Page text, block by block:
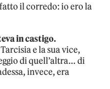
il corredo: io ero la
in castigo.
e la sua vice,
di quell’altra… di
invece, era